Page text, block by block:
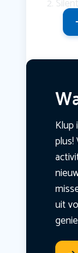
2.
Klup
plus!
uit